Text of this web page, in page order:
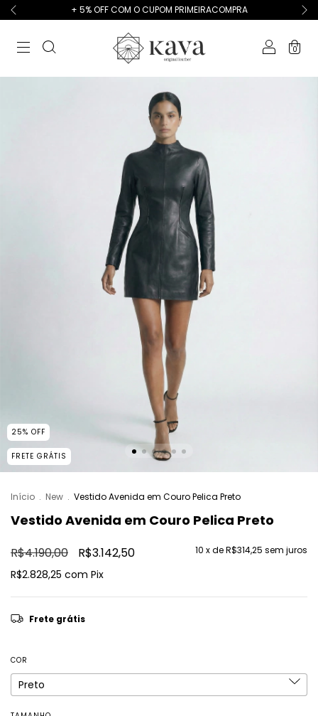
+ 5% OFF COM O CUPOM PRIMEIRACOMPRA
0
25% OFF
FRETE GRÁTIS
Início . New . Vestido Avenida em Couro Pelica Preto
Vestido Avenida em Couro Pelica Preto
R$4.190,00 R$3.142,50 10 x deR$314,25 sem juros
R$2.828,25 com Pix
Frete grátis
COR